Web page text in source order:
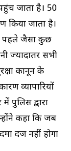
जाता है। 50
किया जाता है।
पहले जैसा कुछ
ज्यादातर सभी
कानून के
व्यापारियों
पुलिस द्वारा
कहा कि जब
दर्ज नहीं होगा